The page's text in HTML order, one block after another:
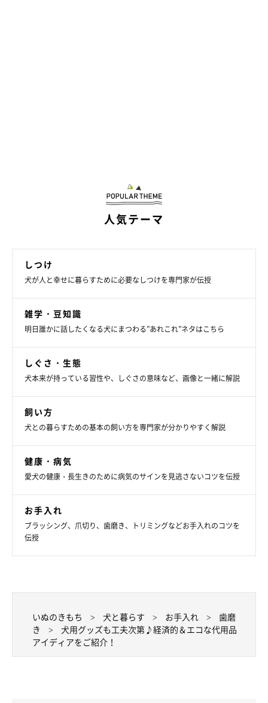
アイディア④｜100円ショップのマットを活
人気テーマ
しつけ
犬が人と幸せに暮らすために必要なしつけを専門家が伝授
雑学・豆知識
明日誰かに話したくなる犬にまつわる”あれこれ”ネタはこちら
しぐさ・生態
犬本来が持っている習性や、しぐさの意味など、画像と一緒に解説
飼い方
犬との暮らすための基本の飼い方を専門家が分かりやすく解説
健康・病気
愛犬の健康・長生きのために病気のサインを見逃さないコツを伝授
お手入れ
ブラッシング、爪切り、歯磨き、トリミングなどお手入れのコツを
伝授
いぬのきもち 犬と暮らす お手入れ
歯磨
き
犬用グッズも工夫次第♪経済的＆エコな代用品
アイディアをご紹介！